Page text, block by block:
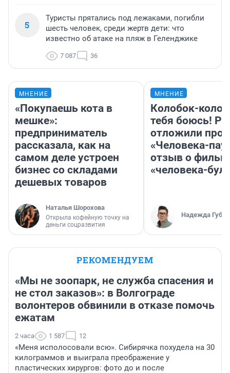
5
Туристы прятались под лежаками, погибли
шесть человек, среди жертв дети: что
известно об атаке на пляж в Геленджике
7 087 36
МНЕНИЕ
«Покупаешь кота в
мешке»:
предприниматель
рассказала, как на
самом деле устроен
бизнес со складами
дешевых товаров
Наталья Шорохова
Открыла кофейную точку на
деньги соцразвития
МНЕНИЕ
Колобок-
тебя боюсь!
отложили
«Человека-
отзыв о
«человека-
Надежда
РЕКОМЕНДУЕМ
«Мы не зоопарк, не служба спасения и
не стол заказов»: в Волгограде
волонтеров обвинили в отказе помочь
ежатам
2 часа 1 587 12
«Меня исполосовали всю». Сибирячка похудела на 30
килограммов и выиграла преображение у
пластических хирургов: фото до и после